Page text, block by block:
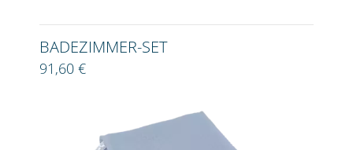
BADEZIMMER-SET
91,60 €